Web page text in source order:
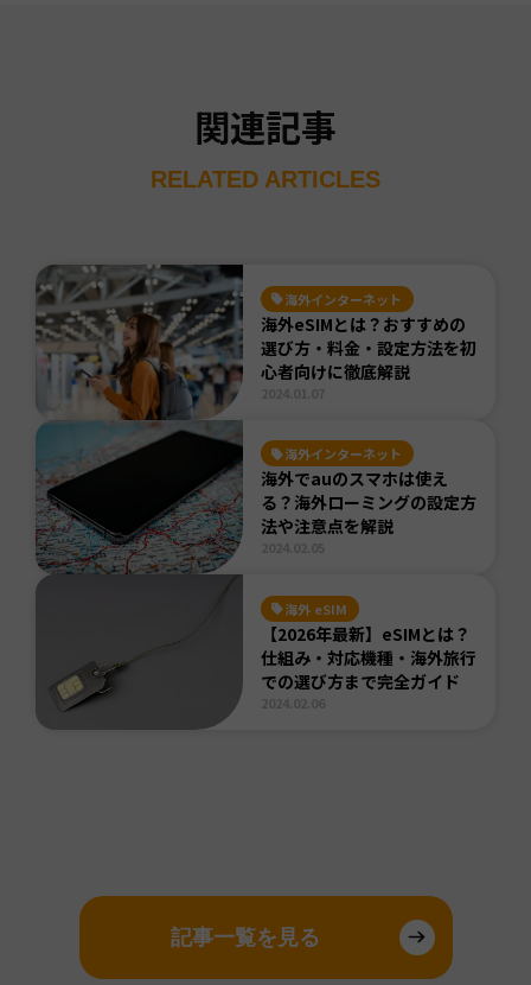
関連記事
RELATED ARTICLES
海外インターネット
海外eSIMとは？おすすめの
選び方・料金・設定方法を初
心者向けに徹底解説
海外インターネット
海外でauのスマホは使え
る？海外ローミングの設定方
法や注意点を解説
海外 eSIM
【2026年最新】eSIMとは？
仕組み・対応機種・海外旅行
での選び方まで完全ガイド
記事一覧を見る